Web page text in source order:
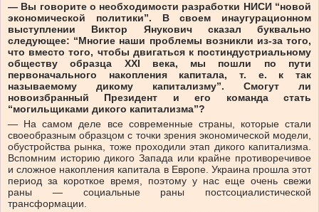
— Вы говорите о необходимости разработки НИСИ “новой
экономической политики”. В своем инаугурационном
выступлении Виктор Янукович сказал буквально
следующее: “Многие наши проблемы возникли из-за того,
что вместо того, чтобы двигаться к постиндустриальному
обществу образца XXI века, мы пошли по пути
первоначального накопления капитала, т. е. к так
называемому дикому капитализму”. Смогут ли
новоизбранный Президент и его команда стать
“могильщиками дикого капитализма”?
— На самом деле все современные страны, которые стали
своеобразным образцом с точки зрения экономической модели,
обустройства рынка, тоже проходили этап дикого капитализма.
Вспомним историю дикого Запада или крайне противоречивое
и сложное накопления капитала в Европе. Украина прошла этот
период за короткое время, поэтому у нас еще очень свежи
раны — социальные раны постсоциалистической
трансформации.